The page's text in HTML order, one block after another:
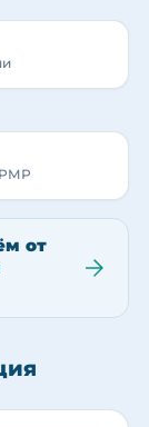
от